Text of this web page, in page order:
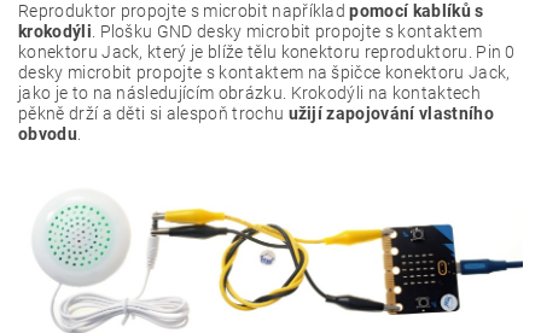
Reproduktor propojte s microbit napříkladpomocí kablíků s
krokodýli. Plošku GND desky microbit propojte s kontaktem
konektoru Jack, který je blíže tělu konektoru reproduktoru. Pin 0
desky microbit propojte s kontaktem na špičce konektoru Jack,
jako je to na následujícím obrázku. Krokodýli na kontaktech
pěkně drží a děti si alespoň trochu užijí zapojování vlastního
obvodu.